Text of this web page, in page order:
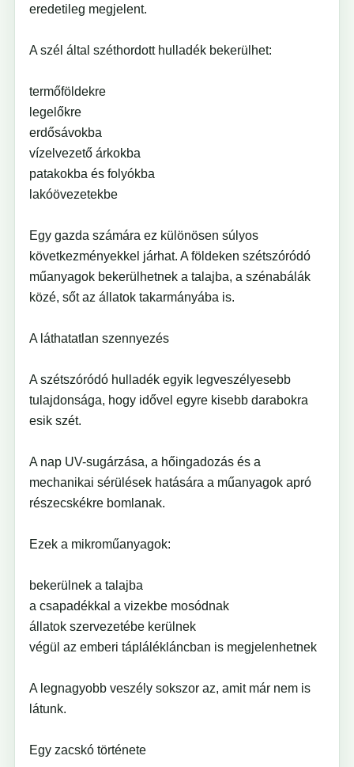
eredetileg megjelent.
A szél által széthordott hulladék bekerülhet:
termőföldekre
legelőkre
erdősávokba
vízelvezető árkokba
patakokba és folyókba
lakóövezetekbe
Egy gazda számára ez különösen súlyos
következményekkel járhat. A földeken szétszóródó
műanyagok bekerülhetnek a talajba, a szénabálák
közé, sőt az állatok takarmányába is.
A láthatatlan szennyezés
A szétszóródó hulladék egyik legveszélyesebb
tulajdonsága, hogy idővel egyre kisebb darabokra
esik szét.
A nap UV-sugárzása, a hőingadozás és a
mechanikai sérülések hatására a műanyagok apró
részecskékre bomlanak.
Ezek a mikroműanyagok:
bekerülnek a talajba
a csapadékkal a vizekbe mosódnak
állatok szervezetébe kerülnek
végül az emberi táplálékláncban is megjelenhetnek
A legnagyobb veszély sokszor az, amit már nem is
látunk.
Egy zacskó története